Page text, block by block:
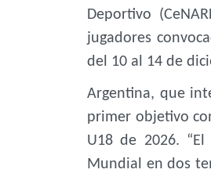
Deportivo
jugadores
del 10 al 14 de
Argentina, que
primer objetivo
U18 de 2026.
Mundial en dos